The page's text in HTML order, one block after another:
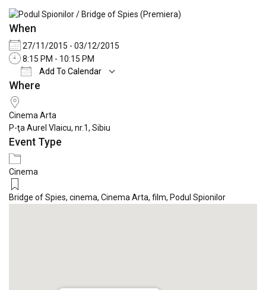
When
27/11/2015 - 03/12/2015
8:15 PM - 10:15 PM
Add To Calendar
Download ICS
Where
Cinema Arta
P-ţa Aurel Vlaicu, nr.1, Sibiu
Event Type
Cinema
Bridge of Spies, cinema, Cinema Arta, film, Podul Spionilor